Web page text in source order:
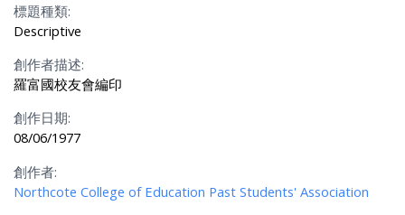
標題種類:
Descriptive
創作者描述:
羅富國校友會編印
創作日期:
08/06/1977
創作者:
Northcote College of Education Past Students' Association